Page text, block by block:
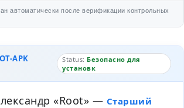
автоматически после верификации контрольных
APK
Status: Безопасно для
установк
«Root» — Старший